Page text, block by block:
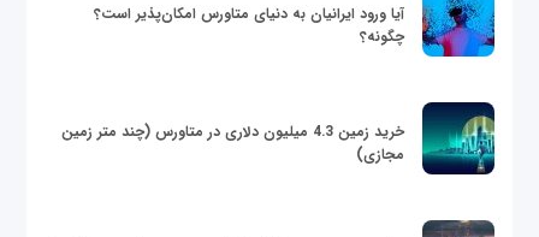
آیا ورود ایرانیان به دنیای متاورس امکان‌پذیر است؟
چگونه؟
خرید زمین 4.3 میلیون دلاری در متاورس (چند متر زمین
مجازی)